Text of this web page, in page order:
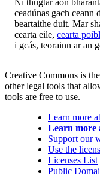
Ní thugtar aon
ceadúnas gach ceann
beartaithe duit. Mar
cearta eile, cearta
i gcás, teorainn ar an
Creative Commons is
other legal tools that
tools are free to use.
Learn more
Learn more
Support our
Use the
Licenses List
Public